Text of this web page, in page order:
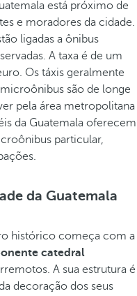
está próximo de
e moradores da cidade.
ligadas a ônibus
A taxa é de um
Os táxis geralmente
são de longe
pela área metropolitana
da Guatemala oferecem
particular,
da Guatemala
histórico começa com a
catedral
A sua estrutura é
decoração dos seus